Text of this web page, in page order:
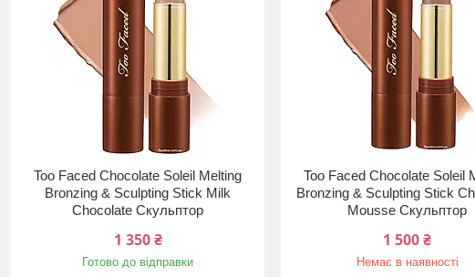
Too Faced Chocolate Soleil Melting
Bronzing & Sculpting Stick Milk
Chocolate Скульптор
1 350 ₴
Готово до відправки
Too Faced Chocolate Soleil
Bronzing & Sculpting Stick
Mousse Скульптор
1 500 ₴
Немає в наявності